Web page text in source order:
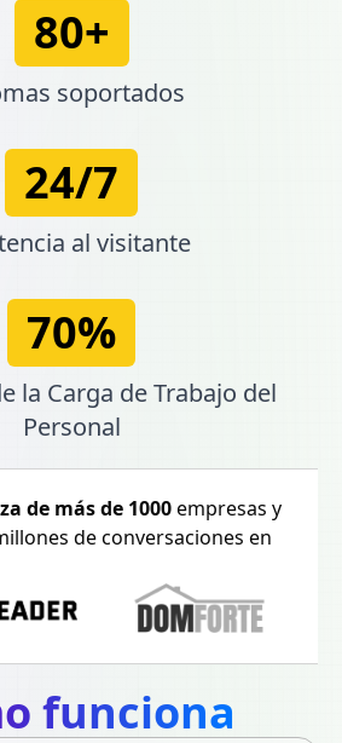
80+
soportados
24/7
al visitante
70%
la Carga de Trabajo del
Personal
de más de 1000empresas y
de conversaciones en
funciona